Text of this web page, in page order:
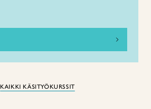
KAIKKI KÄSITYÖKURSSIT